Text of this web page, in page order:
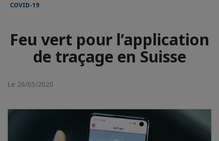
COVID-19
Feu vert pour l’application
de traçage en Suisse
Le 26/05/2020